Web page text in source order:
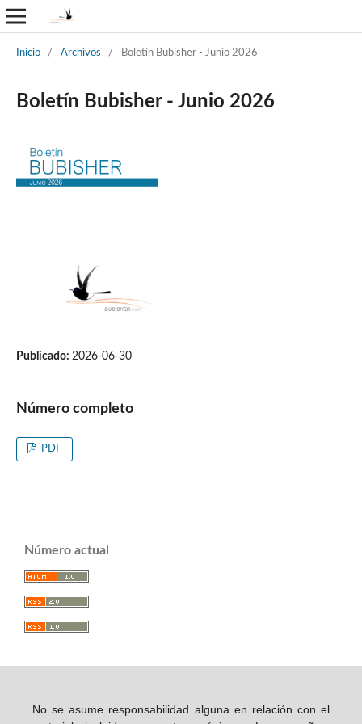
Inicio / Archivos / Boletín Bubisher - Junio 2026
Boletín Bubisher - Junio 2026
Publicado: 2026-06-30
Número completo
PDF
Número actual
No se asume responsabilidad alguna en relación con el